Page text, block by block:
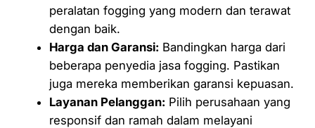
peralatan fogging yang modern dan terawat
dengan baik.
Harga dan Garansi: Bandingkan harga dari
beberapa penyedia jasa fogging. Pastikan
juga mereka memberikan garansi kepuasan.
Layanan Pelanggan: Pilih perusahaan yang
responsif dan ramah dalam melayani